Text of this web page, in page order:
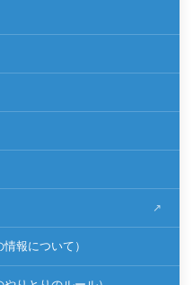
報について）